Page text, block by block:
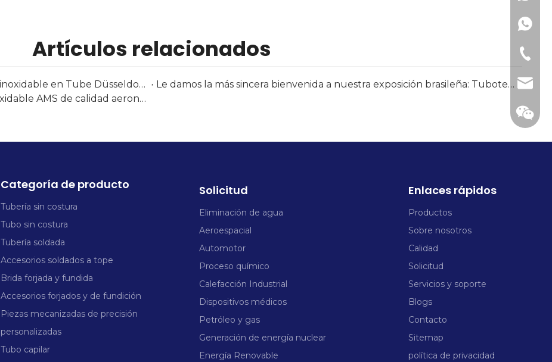
Artículos relacionados
Proveedor de tuberías y accesorios de acero inoxidable en Tube Düsseldorf 2026 | Acero Huashang
Le damos la más sincera bienvenida a nuestra exposición brasileña: Tubotech & Wire Brasil 2025 Fecha: 29 al 31 de octubre de 2025
¿Dónde puedo encontrar tubos de acero inoxidable AMS de calidad aeronáutica para envío a granel inmediato?
+86-
+86-
+86-
Categoría de producto
Tubería sin costura
Tubo sin costura
Tubería soldada
Accesorios soldados a tope
Brida forjada y fundida
Accesorios forjados y de fundición
Piezas mecanizadas de precisión
personalizadas
Tubo capilar
Solicitud
Eliminación de agua
Aeroespacial
Automotor
Proceso químico
Calefacción Industrial
Dispositivos médicos
Petróleo y gas
Generación de energía nuclear
Energía Renovable
Enlaces rápidos
Productos
Sobre nosotros
Calidad
Solicitud
Servicios y soporte
Blogs
Contacto
Sitemap
política de privacidad